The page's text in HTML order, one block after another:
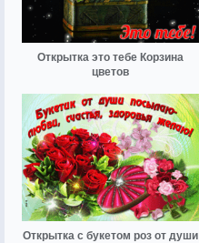
Открытка это тебе Корзина
цветов
Открытка с букетом роз от души